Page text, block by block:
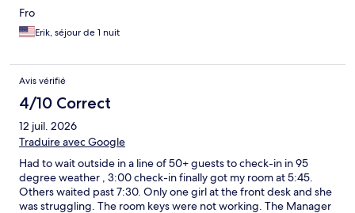
Fro
Erik, séjour de 1 nuit
Avis vérifié
4/10 Correct
12 juil. 2026
Traduire avec Google
Had to wait outside in a line of 50+ guests to check-in in 95
degree weather , 3:00 check-in finally got my room at 5:45.
Others waited past 7:30. Only one girl at the front desk and she
was struggling. The room keys were not working. The Manager